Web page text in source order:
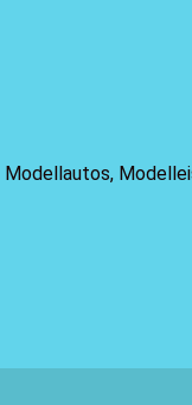
Modellautos,